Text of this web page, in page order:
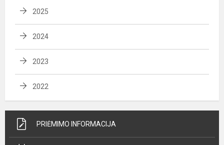
2025
2024
2023
2022
PRIĖMIMO INFORMACIJA